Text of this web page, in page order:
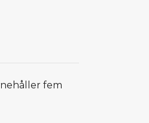
fem